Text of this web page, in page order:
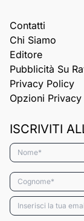
Contatti
Chi Siamo
Editore
Pubblicità Su
Privacy Policy
Opzioni Privacy
ISCRIVITI
Nome*
Cognome*
Email*